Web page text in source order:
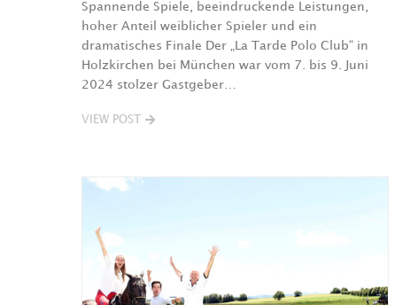
Spannende Spiele, beeindruckende Leistungen,
hoher Anteil weiblicher Spieler und ein
dramatisches Finale Der „La Tarde Polo Club“ in
Holzkirchen bei München war vom 7. bis 9. Juni
2024 stolzer Gastgeber…
VIEW POST